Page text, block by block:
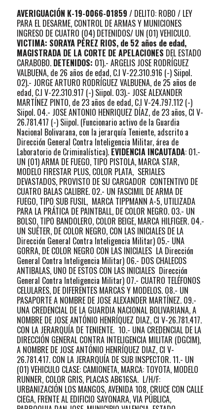
AVERIGUACIÓN K-19-0066-01859 / DELITO: ROBO / LEY
PARA EL DESARME, CONTROL DE ARMAS Y MUNICIONES
INGRESO DE CUATRO (04) DETENIDOS/ UN (01) VEHICULO.
VICTIMA: SORAYA PÉREZ RIOS, de 52 años de edad,
MAGISTRADA DE LA CORTE DE APELACIONES DEL ESTADO
CARABOBO.DETENIDOS: 01).- ARGELIS JOSE RODRÍGUEZ
VALBUENA, de 26 años de edad, C.I V-22.310.916 (-) Siipol.
02).- JORGE ARTURO RODRÍGUEZ VALBUENA, de 25 años de
edad, C.I V-22.310.917 (-) Siipol. 03).- JOSE ALEXANDER
MARTÍNEZ PINTO, de 23 años de edad, C.I V-24.797.112 (-)
Siipol. 04.- JOSE ANTONIO HENRIQUEZ DÍAZ, de 23 años, CI V-
26.781.417 (-) Siipol. (Funcionario activo de la Guardia
Nacional Bolivarana, con la jerarquía Teniente, adscrito a
Dirección General Contra Inteligencia Militar, área de
Laboratorio de Criminalística). EVIDENCIA INCAUTADA: 01.-
UN (01) ARMA DE FUEGO, TIPO PISTOLA, MARCA STAR,
MODELO FIRESTAR PLUS, COLOR PLATA, SERIALES
DEVASTADOS, PROVISTO DE SU CARGADOR CONTENTIVO DE
CUATRO BALAS CALIBRE. 02.- UN FASCIMIL DE ARMA DE
FUEGO, TIPO SUB FUSIL, MARCA TIPPMANN A-5, UTILIZADA
PARA LA PRÁTICA DE PAINTBALL, DE COLOR NEGRO. 03.- UN
BOLSO, TIPO BANDOLERO, COLOR BEIGE, MARCA HILFIGER. 04.-
UN SUÉTER, DE COLOR NEGRO, CON LAS INICIALES DE LA
Dirección General Contra Inteligencia Militar) 05.- UNA
GORRA, DE COLOR NEGRO CON LAS INICIALES LA Dirección
General Contra Inteligencia Militar) 06.- DOS CHALECOS
ANTIBALAS, UNO DE ESTOS CON LAS INICIALES Dirección
General Contra Inteligencia Militar) 07.- CUATRO TELÉFONOS
CELULARES, DE DIFERENTES MARCAS Y MODELOS. 08.- UN
PASAPORTE A NOMBRE DE JOSE ALEXANDER MARTÍNEZ. 09.-
UNA CREDENCIAL DE LA GUARDIA NACIONAL BOLIVARIANA, A
NOMBRE DE JOSE ANTÓNIO HENRÍQUEZ DIAZ, CI V-26.781.417.
CON LA JERARQUÍA DE TENIENTE. 10.- UNA CREDENCIAL DE LA
DIRECCIÓN GENERAL CONTRA INTELIGENCIA MILITAR (DGCIM),
A NOMBRE DE JOSE ANTÓNIO HENRÍQUEZ DIAZ, CI V-
26.781.417. CON LA JERARQUÍA DE SUB INSPECTOR. 11.- UN
(01) VEHICULO CLASE: CAMIONETA, MARCA: TOYOTA, MODELO
RUNNER, COLOR GRIS, PLACAS AB616SA. L/H/F:
URBANIZACIÓN LOS MANGOS, AVENIDA 108, CRUCE CON CALLE
CIEGA, FRENTE AL EDIFICIO SAYONARA, VIA PÚBLICA,